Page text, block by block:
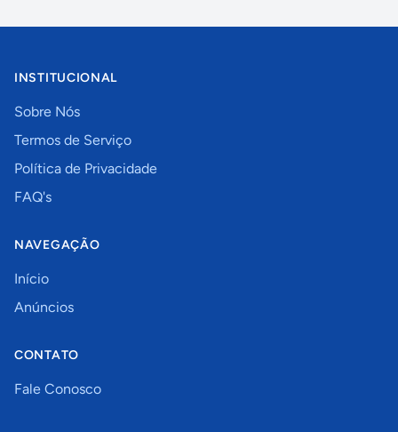
INSTITUCIONAL
Sobre Nós
Termos de Serviço
Política de Privacidade
FAQ's
NAVEGAÇÃO
Início
Anúncios
CONTATO
Fale Conosco